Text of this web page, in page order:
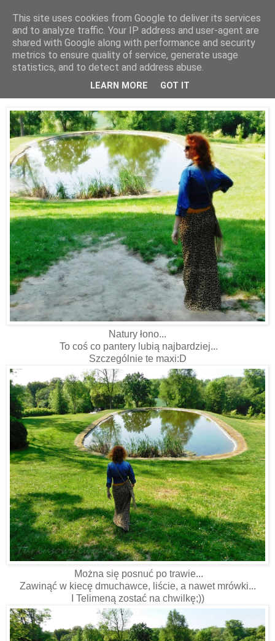
06 czerwca 2016
Pantera na łonie natury;)
Natury łono...
To coś co pantery lubią najbardziej...
Szczególnie te maxi:D
Można się posnuć po trawie...
Zawinąć w kiecę dmuchawce, liście, a nawet mrówki...
I Telimeną zostać na chwilkę;))
This site uses cookies from Google to deliver its services
and to analyze traffic. Your IP address and user-agent are
shared with Google along with performance and security
metrics to ensure quality of service, generate usage
statistics, and to detect and address abuse.
LEARN MORE GOT IT